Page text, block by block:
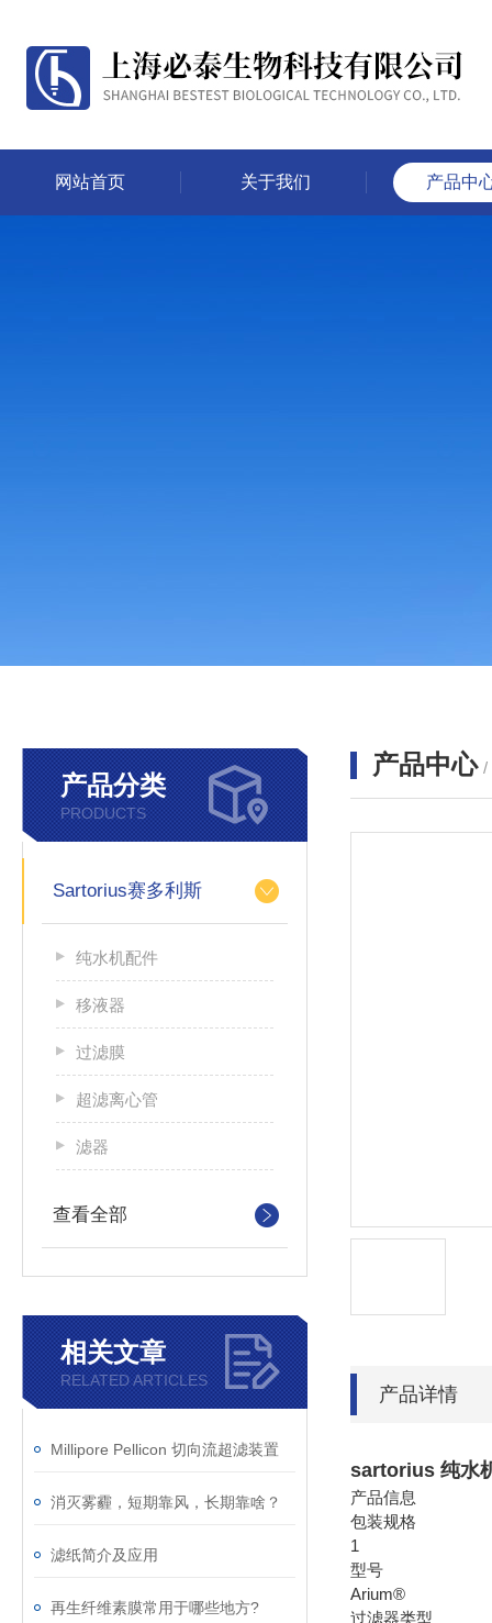
网站首页 关于我们 产品中
产品分类
PRODUCTS
Sartorius赛多利斯
纯水机配件
移液器
过滤膜
超滤离心管
滤器
查看全部
相关文章
RELATED ARTICLES
Millipore Pellicon 切向流超滤装置
消灭雾霾，短期靠风，长期靠啥？
滤纸简介及应用
再生纤维素膜常用于哪些地方?
产品中心 /
产品详情
sartorius 纯水
产品信息
包装规格
1
型号
Arium®
过滤器类型